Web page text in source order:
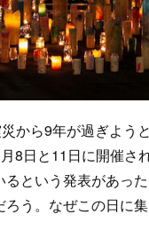
から9年が過ぎよう
8日と11日に開催
という発表があっ
う。なぜこの日に